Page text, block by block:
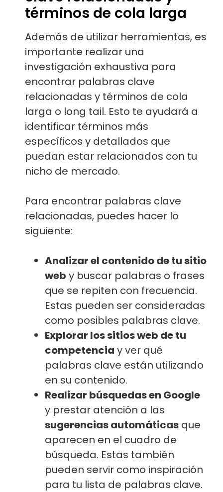
términos de cola larga
Además de utilizar herramientas, es
importante realizar una
investigación exhaustiva para
encontrar palabras clave
relacionadas y términos de cola
larga o long tail. Esto te ayudará a
identificar términos más
específicos y detallados que
puedan estar relacionados con tu
nicho de mercado.
Para encontrar palabras clave
relacionadas, puedes hacer lo
siguiente:
Analizar el contenido de tu sitio
web y buscar palabras o frases
que se repiten con frecuencia.
Estas pueden ser consideradas
como posibles palabras clave.
Explorar los sitios web de tu
competencia y ver qué
palabras clave están utilizando
en su contenido.
Realizar búsquedas en Google
y prestar atención a las
sugerencias automáticas que
aparecen en el cuadro de
búsqueda. Estas también
pueden servir como inspiración
para tu lista de palabras clave.